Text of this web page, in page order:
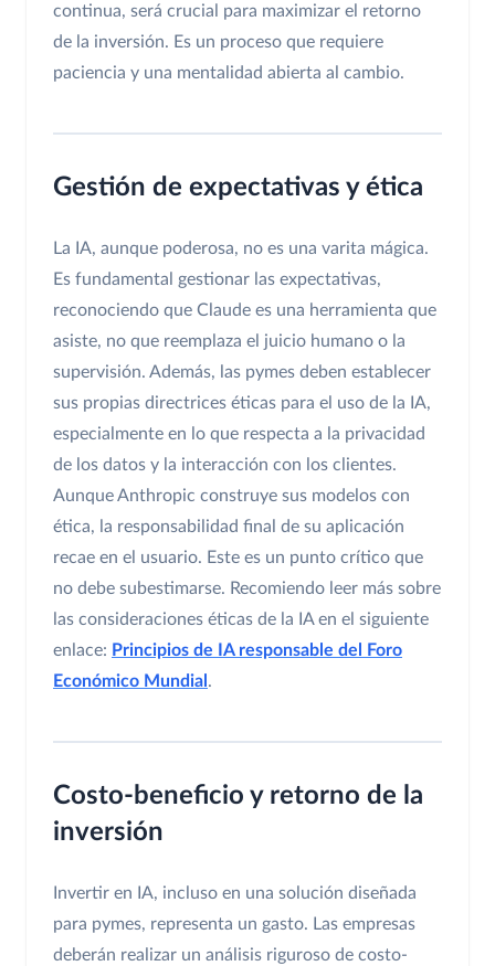
continua, será crucial para maximizar el retorno
de la inversión. Es un proceso que requiere
paciencia y una mentalidad abierta al cambio.
Gestión de expectativas y ética
La IA, aunque poderosa, no es una varita mágica.
Es fundamental gestionar las expectativas,
reconociendo que Claude es una herramienta que
asiste, no que reemplaza el juicio humano o la
supervisión. Además, las pymes deben establecer
sus propias directrices éticas para el uso de la IA,
especialmente en lo que respecta a la privacidad
de los datos y la interacción con los clientes.
Aunque Anthropic construye sus modelos con
ética, la responsabilidad final de su aplicación
recae en el usuario. Este es un punto crítico que
no debe subestimarse. Recomiendo leer más sobre
las consideraciones éticas de la IA en el siguiente
enlace: Principios de IA responsable del Foro
Económico Mundial .
Costo-beneficio y retorno de la
inversión
Invertir en IA, incluso en una solución diseñada
para pymes, representa un gasto. Las empresas
deberán realizar un análisis riguroso de costo-